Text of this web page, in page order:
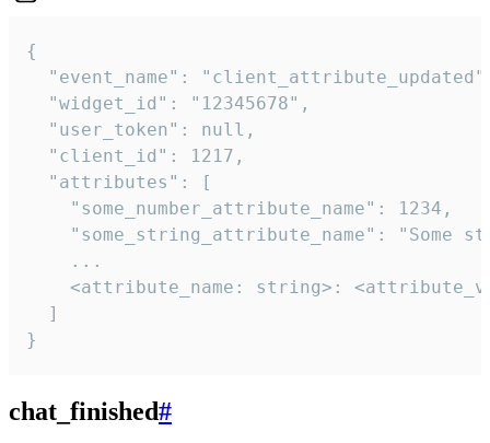
{
"event_name":
  "widget_id": "12345678",
  "user_token": null,
  "client_id": 1217,
  "attributes": [
    "some_number_attribute_name": 1234,
"some_string_attribute_name": "Some
    ...
<attribute_name: string>:
  ]
}
chat_finished#